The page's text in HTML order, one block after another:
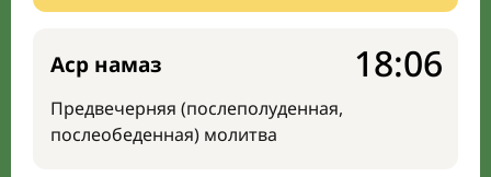
Аср намаз
Предвечерняя (послеполуденная,
послеобеденная) молитва
18:06